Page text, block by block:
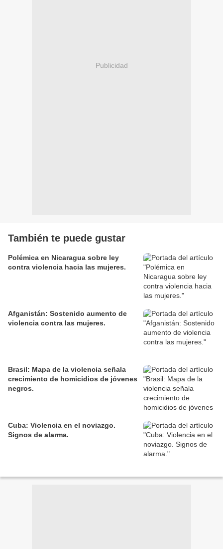
Publicidad
También te puede gustar
Polémica en Nicaragua sobre ley
contra violencia hacia las mujeres.
Afganistán: Sostenido aumento de
violencia contra las mujeres.
Brasil: Mapa de la violencia señala
crecimiento de homicidios de jóvenes
negros.
Cuba: Violencia en el noviazgo.
Signos de alarma.